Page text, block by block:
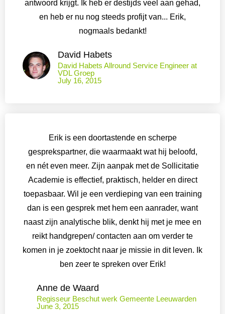
antwoord krijgt. Ik heb er destijds veel aan gehad,
en heb er nu nog steeds profijt van... Erik,
nogmaals bedankt!
David Habets
David Habets Allround Service Engineer at
VDL Groep
July 16, 2015
Erik is een doortastende en scherpe
gesprekspartner, die waarmaakt wat hij beloofd,
en nét even meer. Zijn aanpak met de Sollicitatie
Academie is effectief, praktisch, helder en direct
toepasbaar. Wil je een verdieping van een training
dan is een gesprek met hem een aanrader, want
naast zijn analytische blik, denkt hij met je mee en
reikt handgrepen/ contacten aan om verder te
komen in je zoektocht naar je missie in dit leven. Ik
ben zeer te spreken over Erik!
Anne de Waard
Regisseur Beschut werk Gemeente Leeuwarden
June 3, 2015